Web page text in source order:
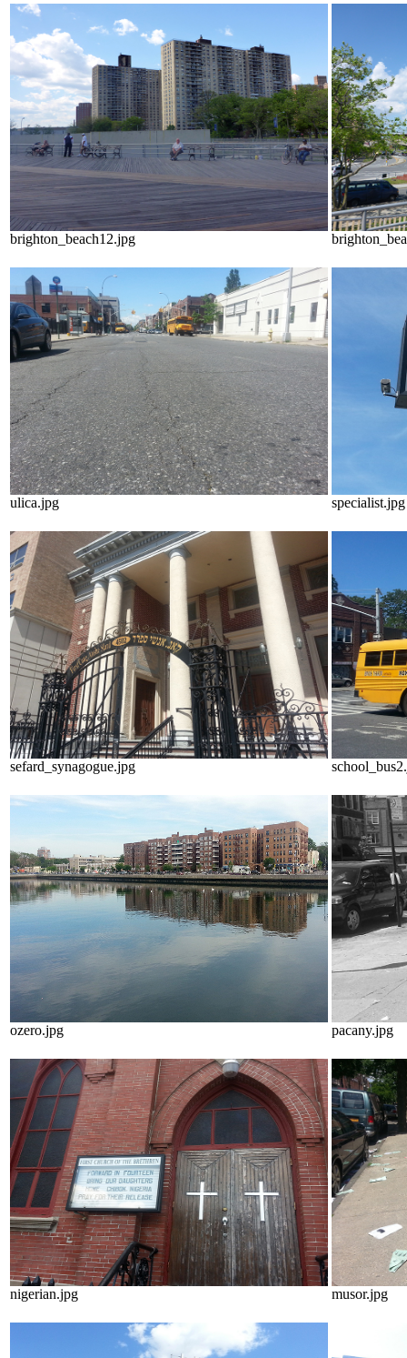
brighton_beach12.jpg
ulica.jpg specialist.jpg
sefard_synagogue.jpg
ozero.jpg pacany.jpg
nigerian.jpg musor.jpg